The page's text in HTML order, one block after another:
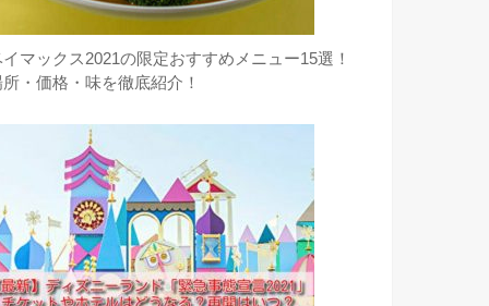
イマックス2021の限定おすすめメニュー15選！
・価格・味を徹底紹介！